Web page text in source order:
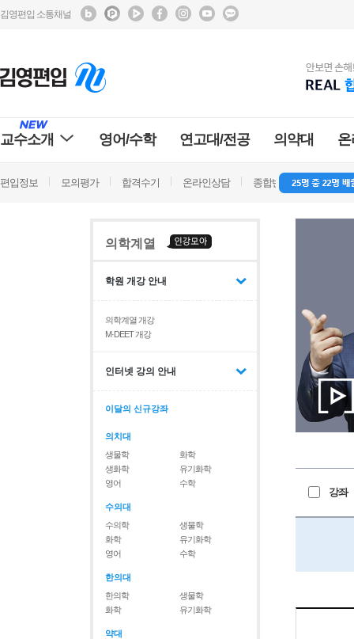
김영편입 소통채널
교수소개 영어/수학 연고대/전공 의약대
편입정보 모의평가 합격수기 온라인상담 종합반 방문상담
의학계열
학원 개강 안내
의학계열 개강
M·DEET 개강
인터넷 강의 안내
이달의 신규강좌
의치대
생물학
화학
생화학
유기화학
영어
수학
수의대
수의학
생물학
화학
유기화학
영어
수학
한의대
한의학
생물학
화학
유기화학
약대
강좌